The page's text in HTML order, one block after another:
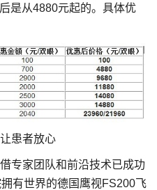
是从4880元起的。具体优
患者放心
专家团队和前沿技术已成功
有世界的德国鹰视FS200飞